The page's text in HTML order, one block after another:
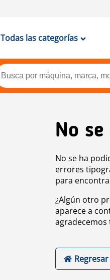
Todas las categorías
No
No se ha
errores
para
¿Algún otro
aparece a
agradecemos